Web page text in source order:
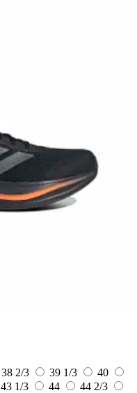
38 2/3 39 1/3
40
43 1/3 44
44 2/3